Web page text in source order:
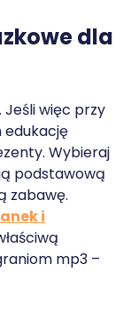
dla
Jeśli więc przy
edukację
Wybieraj
podstawową
zabawę.
i
mp3 –